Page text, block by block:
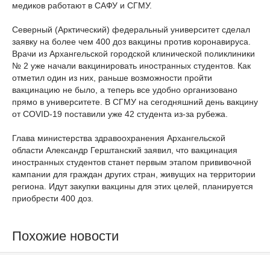
медиков работают в САФУ и СГМУ.
Северный (Арктический) федеральный университет сделал
заявку на более чем 400 доз вакцины против коронавируса.
Врачи из Архангельской городской клинической поликлиники
№ 2 уже начали вакцинировать иностранных студентов. Как
отметил один из них, раньше возможности пройти
вакцинацию не было, а теперь все удобно организовано
прямо в университете. В СГМУ на сегодняшний день вакцину
от COVID-19 поставили уже 42 студента из-за рубежа.
Глава министерства здравоохранения Архангельской
области Александр Герштанский заявил, что вакцинация
иностранных студентов станет первым этапом прививочной
кампании для граждан других стран, живущих на территории
региона. Идут закупки вакцины для этих целей, планируется
приобрести 400 доз.
Похожие новости